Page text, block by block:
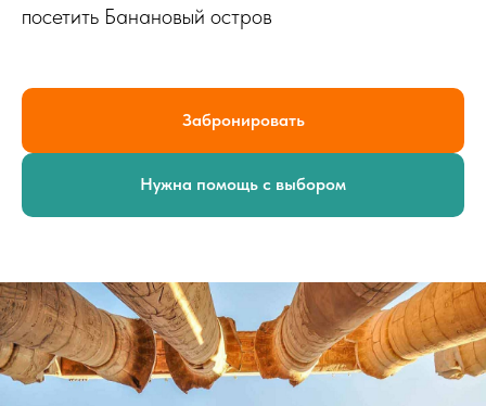
посетить Банановый остров
Забронировать
Нужна помощь с выбором